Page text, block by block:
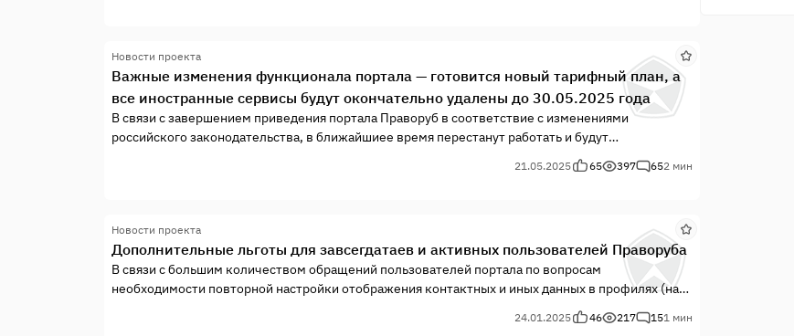
Новости проекта
Важные изменения функционала портала — готовится новый тарифный план, а
все иностранные сервисы будут окончательно удалены до 30.05.2025 года
В связи с завершением приведения портала Праворуб в соответствие с изменениями
российского законодательства, в ближайшиее время перестанут работать и будут
окончательно удалены все иностранные инструменты и сервисы, в том числе: Счётчики и
21.05.2025 65 397 652 мин
Новости проекта
Дополнительные льготы для завсегдатаев и активных пользователей Праворуба
В связи с большим количеством обращений пользователей портала по вопросам
необходимости повторной настройки отображения контактных и иных данных в профилях (на
личных страницах) пользователей, администрацией портала Праворуб запущена система
автоматического предоставления дополнительной льготы при продлении подписки на
24.01.2025 46 217 151 мин